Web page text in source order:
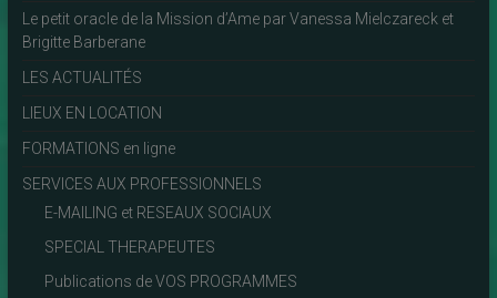
Le petit oracle de la Mission d’Ame par Vanessa Mielczareck et
Brigitte Barberane
LES ACTUALITÉS
LIEUX EN LOCATION
FORMATIONS en ligne
SERVICES AUX PROFESSIONNELS
E-MAILING et RESEAUX SOCIAUX
SPECIAL THERAPEUTES
Publications de VOS PROGRAMMES